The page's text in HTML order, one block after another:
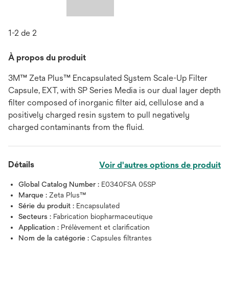
1-2 de 2
À propos du produit
3M™ Zeta Plus™ Encapsulated System Scale-Up Filter
Capsule, EXT, with SP Series Media is our dual layer depth
filter composed of inorganic filter aid, cellulose and a
positively charged resin system to pull negatively
charged contaminants from the fluid.
Détails Voir d'autres options de produit
Global Catalog Number : E0340FSA 05SP
Marque : Zeta Plus™
Série du produit : Encapsulated
Secteurs : Fabrication biopharmaceutique
Application : Prélèvement et clarification
Nom de la catégorie : Capsules filtrantes